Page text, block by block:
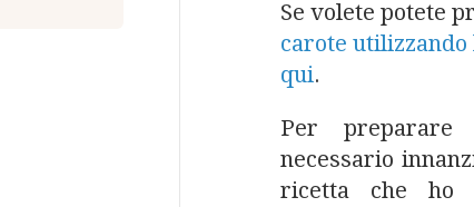
Se volete potete
carote
qui.
Per preparare
necessario
ricetta che ho